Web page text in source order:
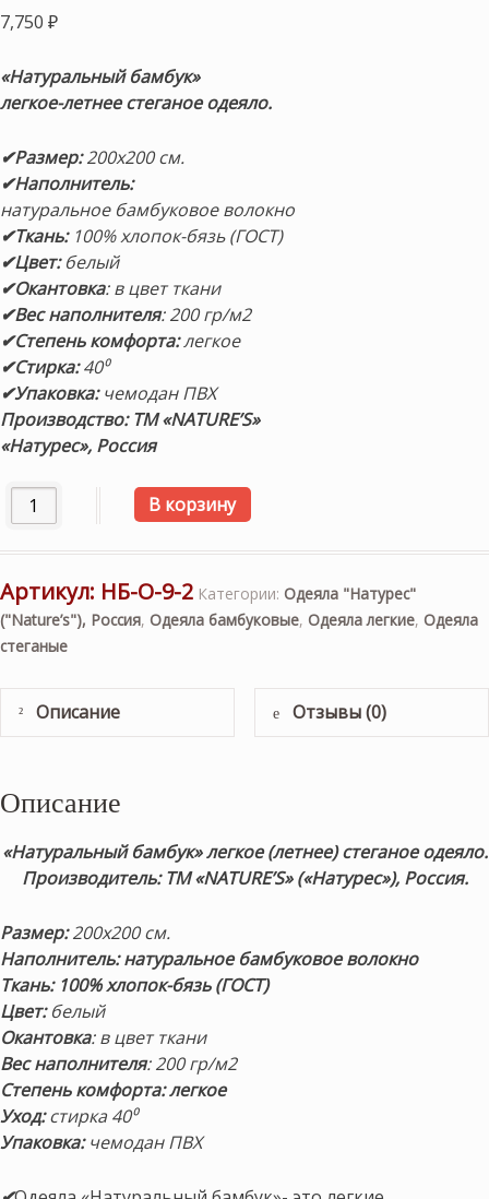
7,750 ₽
«Натуральный бамбук»
легкое-летнее стеганое одеяло.
✔Размер:200х200 см.
✔Наполнитель:
натуральное бамбуковое волокно
✔Ткань:100% хлопок-бязь (ГОСТ)
✔Цвет:белый
✔Окантовка: в цвет ткани
✔Вес наполнителя: 200 гр/м2
✔Степень комфорта:легкое
✔Стирка:40⁰
✔Упаковка:чемодан ПВХ
Производство: ТМ «NATURE’S»
«Натурес», Россия
Количество товара "Натуральный бамбук" 200х200см.
В корзину
Артикул: НБ-О-9-2 Категории: Одеяла "Натурес"
("Nature’s"), Россия, Одеяла бамбуковые, Одеяла легкие, Одеяла
стеганые
Описание Отзывы (0)
Описание
«Натуральный бамбук» легкое (летнее) стеганое одеяло.
Производитель: ТМ «NATURE’S» («Натурес»), Россия.
Размер:200х200 см.
Наполнитель: натуральное бамбуковое волокно
Ткань: 100% хлопок-бязь (ГОСТ)
Цвет:белый
Окантовка: в цвет ткани
Вес наполнителя: 200 гр/м2
Степень комфорта: легкое
Уход:стирка 40⁰
Упаковка:чемодан ПВХ